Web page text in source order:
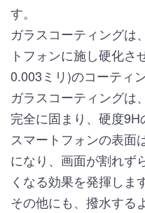
す。
ガラスコーティングは
トフォンに施し硬化さ
0.003ミリ)のコーティ
ガラスコーティングは
完全に固まり、硬度9H
スマートフォンの表面
になり、画面が割れず
くなる効果を発揮します
その他にも、撥水する